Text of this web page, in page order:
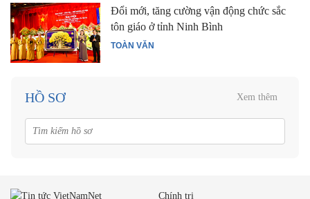
TOÀN VĂN
Đổi mới, tăng cường vận động chức sắc
tôn giáo ở tỉnh Ninh Bình
HỒ SƠ Xem thêm
Chính trị